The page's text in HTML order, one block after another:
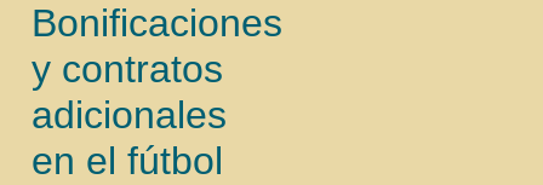
Bonificaciones
y contratos
adicionales
en el fútbol